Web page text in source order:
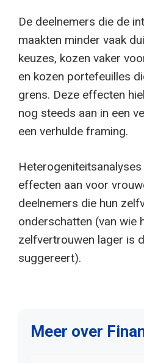
De deelnemers die de
maakten minder vaak
keuzes, kozen vaker
en kozen portefeuilles
grens. Deze effecten
nog steeds aan in een
een verhulde framing.
effecten aan voor
deelnemers die hun
onderschatten (van wie
zelfvertrouwen lager is
suggereert).
Meer over